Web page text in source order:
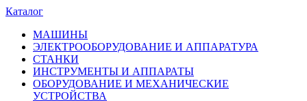
Каталог
МАШИНЫ
ЭЛЕКТРООБОРУДОВАНИЕ И АППАРАТУРА
СТАНКИ
ИНСТРУМЕНТЫ И АППАРАТЫ
ОБОРУДОВАНИЕ И МЕХАНИЧЕСКИЕ
УСТРОЙСТВА